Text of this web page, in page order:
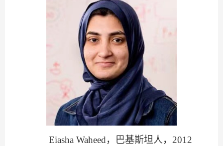
Eiasha Waheed，巴基斯坦人， 2012